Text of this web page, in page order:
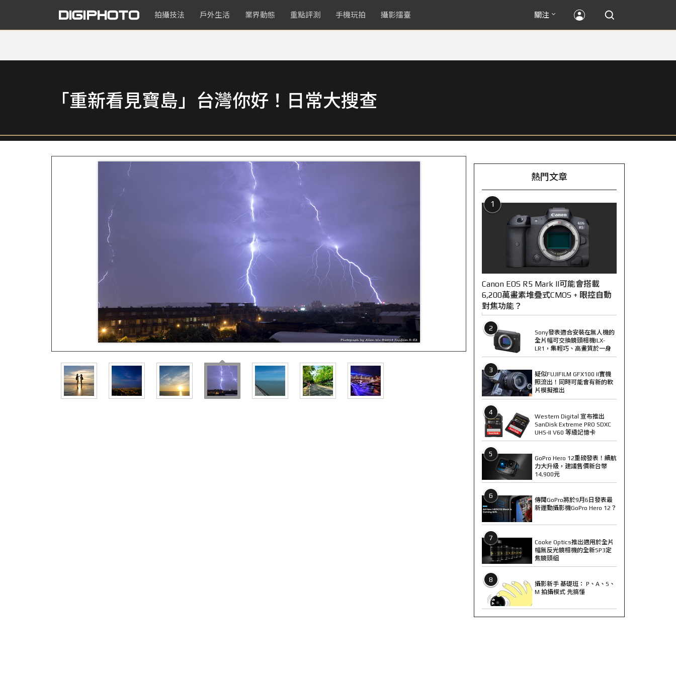
拍攝技法 戶外生活 業界動態 重點評測 手機玩拍 攝影擂臺 關注
「重新看見寶島」台灣你好！日常大搜查
熱門文章
1
Canon EOS R5 Mark II可能會搭載
6,200萬畫素堆疊式CMOS + 眼控自動
對焦功能？
2
Sony發表適合安裝在無人機的
全片幅可交換鏡頭相機ILX-
LR1，集輕巧、高畫質於一身
3
疑似FUJIFILM GFX100 II實機
照流出！同時可能會有新的軟
片模擬推出
4
Western Digital 宣布推出
SanDisk Extreme PRO SDXC
UHS-II V60 等級記憶卡
5
GoPro Hero 12重磅發表！續航
力大升級，建議售價新台幣
14,900元
6
傳聞GoPro將於9月6日發表最
新運動攝影機GoPro Hero 12？
7
Cooke Optics推出適用於全片
幅無反光鏡相機的全新SP3定
焦鏡頭組
8
攝影新手 基礎班： P、A、S、
M 拍攝模式 先搞懂